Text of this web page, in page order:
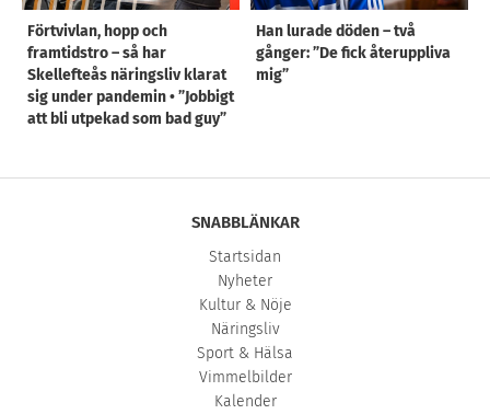
Förtvivlan, hopp och
framtidstro – så har
Skellefteås näringsliv klarat
sig under pandemin • ”Jobbigt
att bli utpekad som bad guy”
Han lurade döden – två
gånger: ”De fick återuppliva
mig”
SNABBLÄNKAR
Startsidan
Nyheter
Kultur & Nöje
Näringsliv
Sport & Hälsa
Vimmelbilder
Kalender